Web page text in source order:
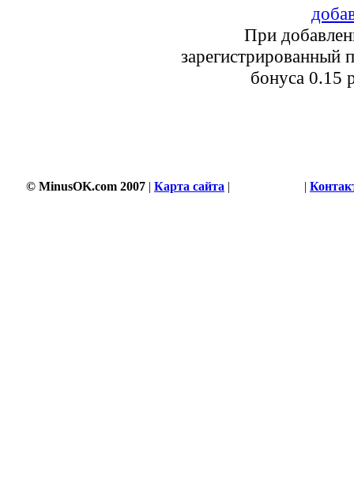
При
зарегистрированный
бонуса 0.15
© MinusOK.com 2007 | Карта сайта | |